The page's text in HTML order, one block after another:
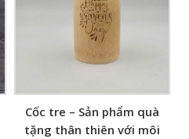
Cốc tre – Sản phẩm quà
tặng thân thiên với môi